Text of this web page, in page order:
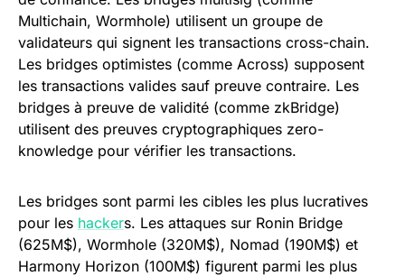
Multichain, Wormhole) utilisent un groupe de
validateurs qui signent les transactions cross-chain.
Les bridges optimistes (comme Across) supposent
les transactions valides sauf preuve contraire. Les
bridges à preuve de validité (comme zkBridge)
utilisent des preuves cryptographiques zero-
knowledge pour vérifier les transactions.
Les bridges sont parmi les cibles les plus lucratives
pour les hackers. Les attaques sur Ronin Bridge
(625M$), Wormhole (320M$), Nomad (190M$) et
Harmony Horizon (100M$) figurent parmi les plus